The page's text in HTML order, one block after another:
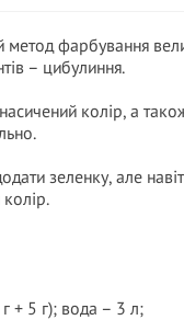
метод фарбування
– цибулиння.
колір, а
зеленку, але
+ 5 г); вода – 3 л;